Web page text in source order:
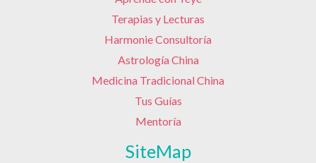
Terapias y Lecturas
Harmonie Consultoría
Astrología China
Medicina Tradicional China
Tus Guías
Mentoría
SiteMap